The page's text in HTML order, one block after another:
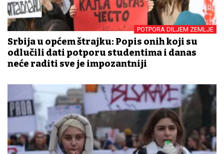
POTPORA DILJEM ZEMLJE
Srbija u općem štrajku: Popis onih koji su
odlučili dati potporu studentima i danas
neće raditi sve je impozantniji